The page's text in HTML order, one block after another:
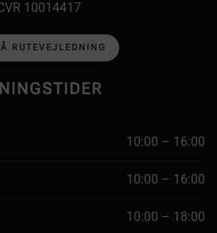
10014417
RUTEVEJLEDNING
10:00 – 16:00
10:00 – 16:00
10:00 – 18:00